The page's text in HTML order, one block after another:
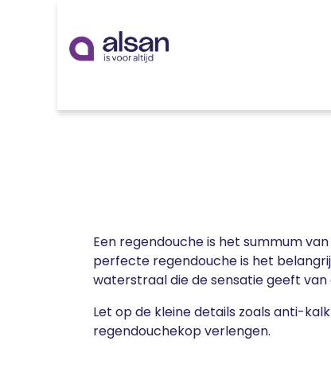
Een regendouche is het summum
perfecte regendouche is het
waterstraal die de sensatie geeft
Let op de kleine details zoals anti-
regendouchekop verlengen.